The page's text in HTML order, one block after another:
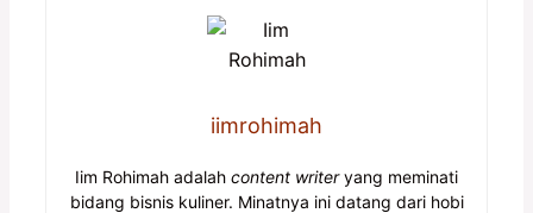
iimrohimah
Iim Rohimah adalah content writeryang meminati
bidang bisnis kuliner. Minatnya ini datang dari hobi